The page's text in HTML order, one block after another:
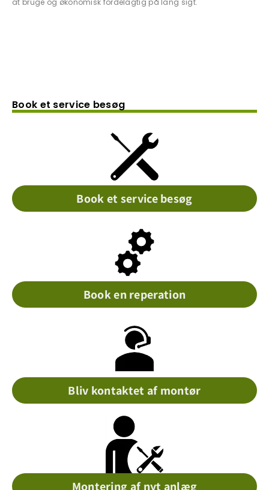
at bruge og økonomisk fordelagtig på lang sigt.
Book et service besøg
Book et service besøg
Book en reperation
Bliv kontaktet af montør
Montering af nyt anlæg